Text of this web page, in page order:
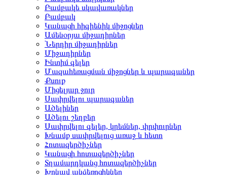
Բամբակե սկավառակներ
Բամբակ
Կանացի հիգիենիկ միջոցներ
Ամենօրյա միջադիրներ
Ներդիր միջադիրներ
Միջադիրներ
Ինտիմ գելեր
Մազահեռացման միջոցներ և պարագաներ
Քսուք
Միցելյար ջուր
Սափրվելու պարագաներ
Ածելիներ
Ածելու շեղբեր
Սափրվելու գելեր, կրեմներ, փրփուրներ
Խնամք սափրվելուց առաջ և հետո
Հոտազերծիչներ
Կանացի հոտազերծիչներ
Տղամարդկանց հոտազերծիչներ
Խոնավ անձեռոցիկներ